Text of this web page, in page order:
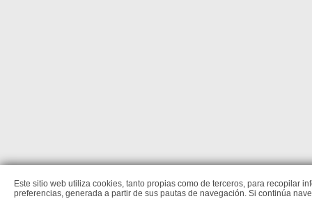
Este sitio web utiliza cookies, tanto propias como de terceros, para recopilar
preferencias, generada a partir de sus pautas de navegación. Si continúa